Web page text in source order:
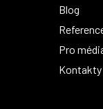
Blog
Pro